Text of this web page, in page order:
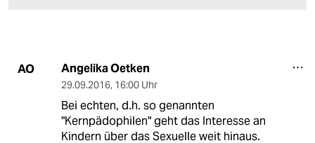
AO Angelika Oetken
29.09.2016, 16:00 Uhr
Bei echten, d.h. so genannten
"Kernpädophilen" geht das Interesse an
Kindern über das Sexuelle weit hinaus.